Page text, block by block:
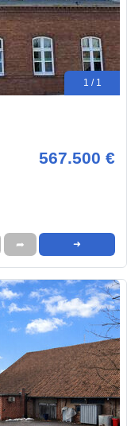
1 / 1
567.500 €
➦ ➜